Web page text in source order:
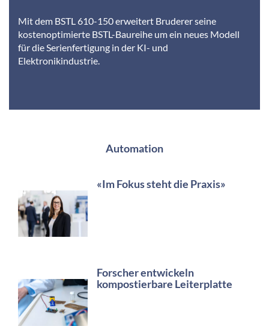
Mit dem BSTL 610-150 erweitert Bruderer seine
kostenoptimierte BSTL-Baureihe um ein neues Modell
für die Serienfertigung in der KI- und
Elektronikindustrie.
Automation
«Im Fokus steht die Praxis»
Forscher entwickeln
kompostierbare Leiterplatte